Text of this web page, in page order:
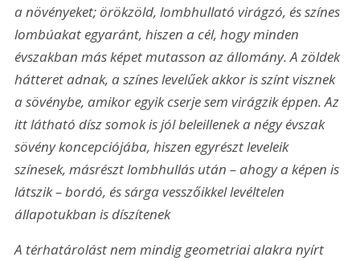
a növényeket; örökzöld, lombhullató virágzó, és színes
lombúakat egyaránt, hiszen a cél, hogy minden
évszakban más képet mutasson az állomány. A zöldek
hátteret adnak, a színes levelűek akkor is színt visznek
a sövénybe, amikor egyik cserje sem virágzik éppen. Az
itt látható dísz somok is jól beleillenek a négy évszak
sövény koncepciójába, hiszen egyrészt leveleik
színesek, másrészt lombhullás után – ahogy a képen is
látszik – bordó, és sárga vesszőikkel levéltelen
állapotukban is díszítenek
A térhatárolást nem mindig geometriai alakra nyírt